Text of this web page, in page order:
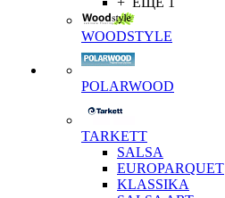
WOODSTYLE
POLARWOOD
TARKETT
SALSA
EUROPARQUET
KLASSIKA